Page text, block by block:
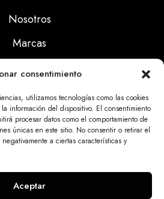
consentimiento
utilizamos tecnologías como las cookies
información del dispositivo. El consentimiento
procesar datos como el comportamiento de
únicas en este sitio. No consentir o retirar el
a ciertas características y
Aceptar
Nosotros
Marcas
Noticias
Aviso Legal
Cookies